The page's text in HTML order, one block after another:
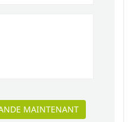
MAINTENANT